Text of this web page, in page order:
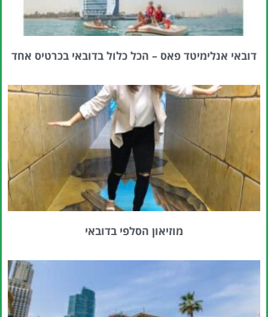
דובאי אנלימיטד פאס – הכל כלול בדובאי בכרטיס אחד
מוזיאון הסלפי בדובאי